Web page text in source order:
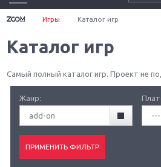
Игры Каталог игр
Каталог игр
Самый полный каталог игр. Проект не
Жанр:
add-on ---